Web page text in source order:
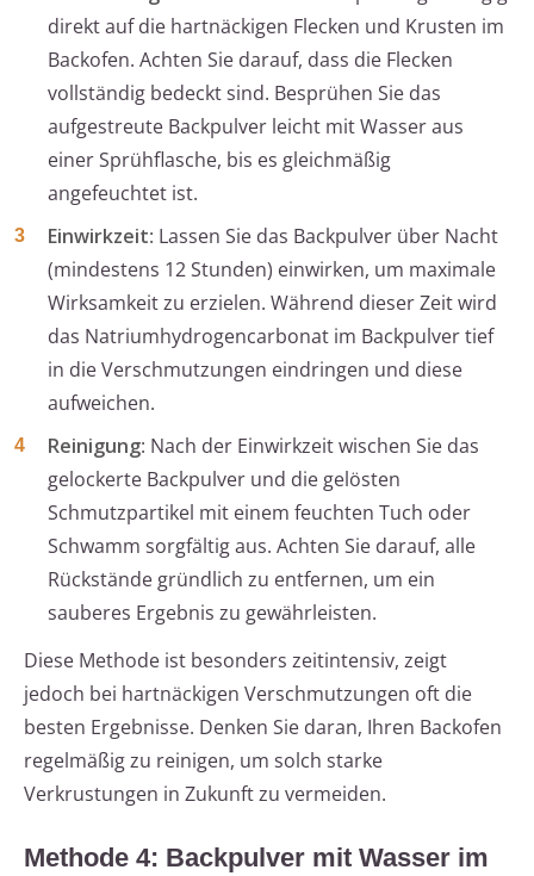
direkt auf die hartnäckigen Flecken und Krusten im
Backofen. Achten Sie darauf, dass die Flecken
vollständig bedeckt sind. Besprühen Sie das
aufgestreute Backpulver leicht mit Wasser aus
einer Sprühflasche, bis es gleichmäßig
angefeuchtet ist.
Einwirkzeit: Lassen Sie das Backpulver über Nacht
(mindestens 12 Stunden) einwirken, um maximale
Wirksamkeit zu erzielen. Während dieser Zeit wird
das Natriumhydrogencarbonat im Backpulver tief
in die Verschmutzungen eindringen und diese
aufweichen.
Reinigung: Nach der Einwirkzeit wischen Sie das
gelockerte Backpulver und die gelösten
Schmutzpartikel mit einem feuchten Tuch oder
Schwamm sorgfältig aus. Achten Sie darauf, alle
Rückstände gründlich zu entfernen, um ein
sauberes Ergebnis zu gewährleisten.
Diese Methode ist besonders zeitintensiv, zeigt
jedoch bei hartnäckigen Verschmutzungen oft die
besten Ergebnisse. Denken Sie daran, Ihren Backofen
regelmäßig zu reinigen, um solch starke
Verkrustungen in Zukunft zu vermeiden.
Methode 4: Backpulver mit Wasser im